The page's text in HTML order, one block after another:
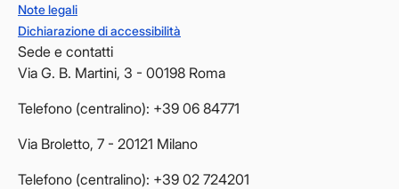
Note legali
Dichiarazione di accessibilità
Sede e contatti
Via G. B. Martini, 3 - 00198 Roma
Telefono (centralino): +39 06 84771
Via Broletto, 7 - 20121 Milano
Telefono (centralino): +39 02 724201